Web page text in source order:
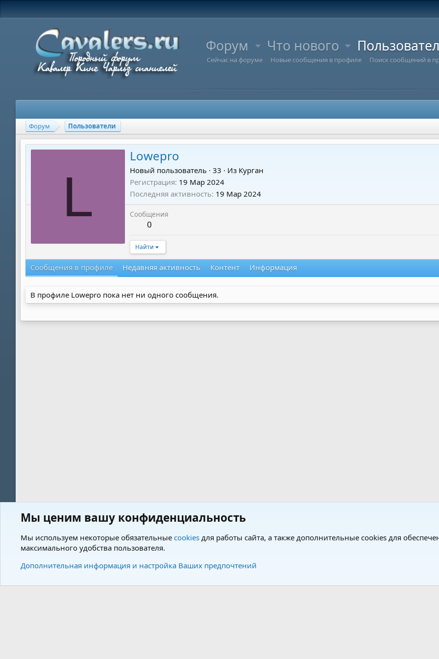
Форум Что нового
Сейчас на форуме Новые сообщения в профиле Поиск сообщений в
Форум Пользователи
L
Lowepro
Новый пользователь · 33 · Из Курган
Регистрация 19 Мар 2024
Последняя активность 19 Мар 2024
Сообщения
0
Найти
Сообщения в профиле Недавняя активность Контент Информация
В профиле Lowepro пока нет ни одного сообщения.
Мы ценим вашу конфиденциальность
Мы используем некоторые обязательные cookies для работы сайта, а также дополнительные cookies для
максимального удобства пользователя.
Дополнительная информация и настройка Ваших предпочтений